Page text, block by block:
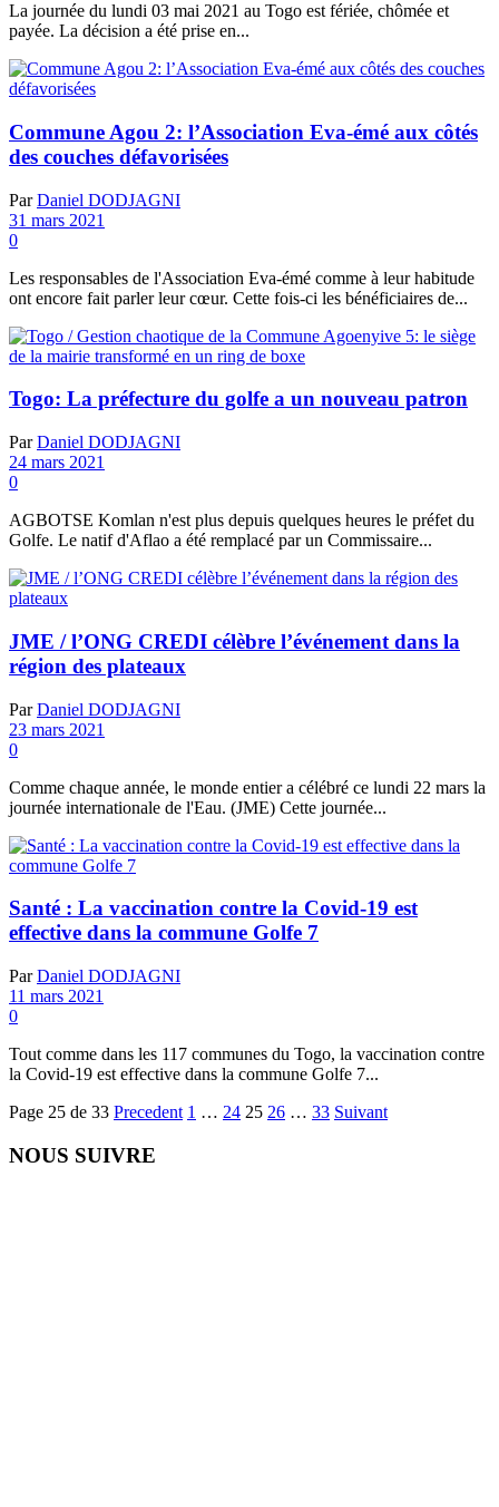
La journée du lundi 03 mai 2021 au Togo est fériée, chômée et
payée. La décision a été prise en...
Commune Agou 2: l’Association Eva-émé aux côtés
des couches défavorisées
Par Daniel DODJAGNI
31 mars 2021
0
Les responsables de l'Association Eva-émé comme à leur habitude
ont encore fait parler leur cœur. Cette fois-ci les bénéficiaires de...
Togo: La préfecture du golfe a un nouveau patron
Par Daniel DODJAGNI
24 mars 2021
0
AGBOTSE Komlan n'est plus depuis quelques heures le préfet du
Golfe. Le natif d'Aflao a été remplacé par un Commissaire...
JME / l’ONG CREDI célèbre l’événement dans la
région des plateaux
Par Daniel DODJAGNI
23 mars 2021
0
Comme chaque année, le monde entier a célébré ce lundi 22 mars la
journée internationale de l'Eau. (JME) Cette journée...
Santé : La vaccination contre la Covid-19 est
effective dans la commune Golfe 7
Par Daniel DODJAGNI
11 mars 2021
0
Tout comme dans les 117 communes du Togo, la vaccination contre
la Covid-19 est effective dans la commune Golfe 7...
Page 25 de 33 Precedent 1 … 24 25 26 … 33 Suivant
NOUS SUIVRE